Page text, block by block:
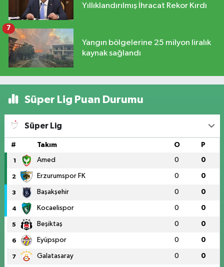
Yıllıklandırılmış İhracat Rekor Kırdı
Yangın bölgelerine 25 milyon liralık
kaynak sağlandı
7
Süper Lig Puan Durumu
Süper Lig
# Takım O P
1 Amed 0 0
2 Erzurumspor FK 0 0
3 Başakşehir 0 0
4 Kocaelispor 0 0
5 Beşiktaş 0 0
6 Eyüpspor 0 0
7 Galatasaray 0 0